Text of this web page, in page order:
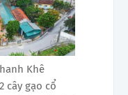
Khê
cây gạo cổ